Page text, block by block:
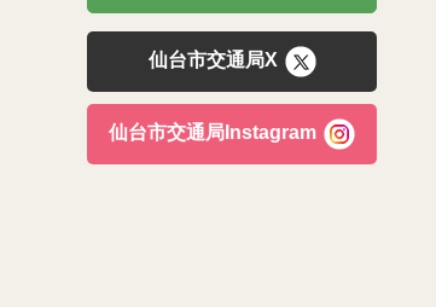
仙台市交通局X
仙台市交通局Instagram